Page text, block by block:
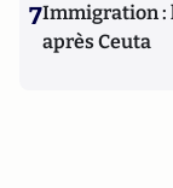
7Immigration :
après Ceuta